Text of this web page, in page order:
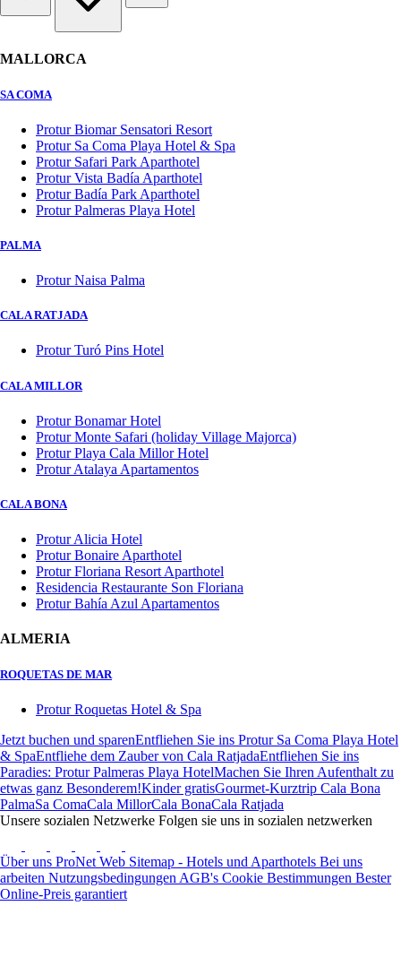
MALLORCA
SA COMA
Protur Biomar Sensatori Resort
Protur Sa Coma Playa Hotel & Spa
Protur Safari Park Aparthotel
Protur Vista Badía Aparthotel
Protur Badía Park Aparthotel
Protur Palmeras Playa Hotel
PALMA
Protur Naisa Palma
CALA RATJADA
Protur Turó Pins Hotel
CALA MILLOR
Protur Bonamar Hotel
Protur Monte Safari (holiday Village Majorca)
Protur Playa Cala Millor Hotel
Protur Atalaya Apartamentos
CALA BONA
Protur Alicia Hotel
Protur Bonaire Aparthotel
Protur Floriana Resort Aparthotel
Residencia Restaurante Son Floriana
Protur Bahía Azul Apartamentos
ALMERIA
ROQUETAS DE MAR
Protur Roquetas Hotel & Spa
Jetzt buchen und sparenEntfliehen Sie ins Protur Sa Coma Playa Hotel
& SpaEntfliehe dem Zauber von Cala RatjadaEntfliehen Sie ins
Paradies: Protur Palmeras Playa HotelMachen Sie Ihren Aufenthalt zu
etwas ganz Besonderem!Kinder gratisGourmet-Kurztrip Cala Bona
PalmaSa ComaCala MillorCala BonaCala Ratjada
Unsere sozialen Netzwerke Folgen sie uns in sozialen netzwerken
Über uns ProNet Web Sitemap - Hotels und Aparthotels Bei uns
arbeiten Nutzungsbedingungen AGB's Cookie Bestimmungen Bester
Online-Preis garantiert